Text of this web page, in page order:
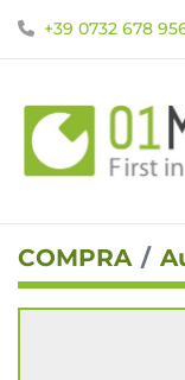
+39 0732 678
COMPRA